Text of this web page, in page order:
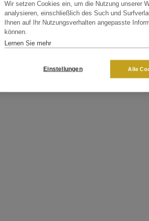
Wir setzen Cookies ein, um die Nutzung unserer
analysieren, einschließlich des Such und
Ihnen auf Ihr Nutzungsverhalten angepasste
können.
Lernen Sie mehr
Einstellungen Alle